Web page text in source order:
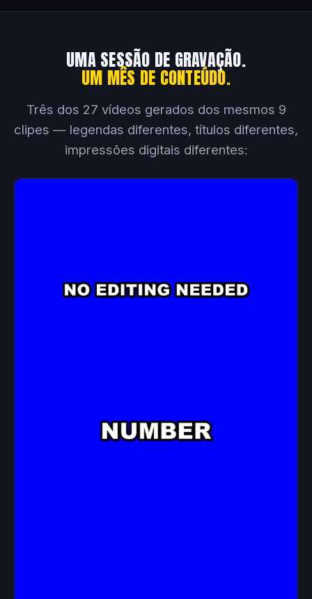
UMA SESSÃO DE GRAVAÇÃO.
UM MÊS DE CONTEÚDO.
Três dos 27 vídeos gerados dos mesmos 9
clipes — legendas diferentes, títulos diferentes,
impressões digitais diferentes: